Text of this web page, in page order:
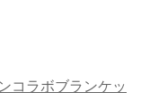
コラボブランケッ